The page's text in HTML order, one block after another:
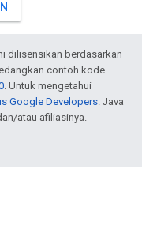
dilisensikan berdasarkan
contoh kode
. Untuk mengetahui
Google Developers. Java
atau afiliasinya.